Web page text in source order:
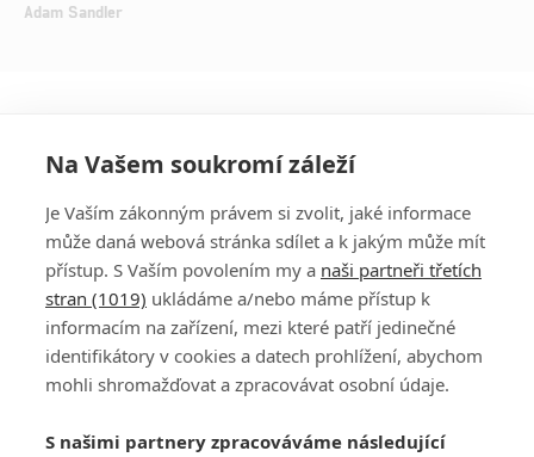
Adam Sandler
PŘIHLÁSIT
REGISTROVAT
DISKUZE
Šéfredaktorkou webu jePetr Slavík, e-mailserialy@fandimefilmu.cz
Na Vašem soukromí záleží
Je Vaším zákonným právem si zvolit, jaké informace
může daná webová stránka sdílet a k jakým může mít
přístup. S Vaším povolením my a naši partneři třetích
stran (1019) ukládáme a/nebo máme přístup k
informacím na zařízení, mezi které patří jedinečné
identifikátory v cookies a datech prohlížení, abychom
mohli shromažďovat a zpracovávat osobní údaje.
S našimi partnery zpracováváme následující